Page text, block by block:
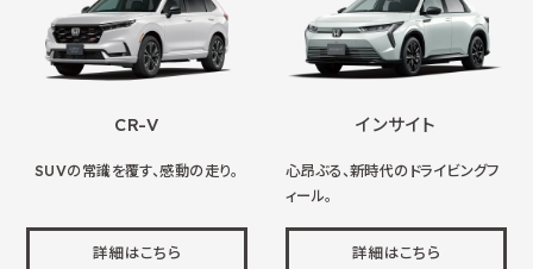
CR-V
SUVの常識を覆す、感動の走り。
詳細はこちら
インサイト
心昂ぶる、新時代のドライビングフ
ィール。
詳細はこちら